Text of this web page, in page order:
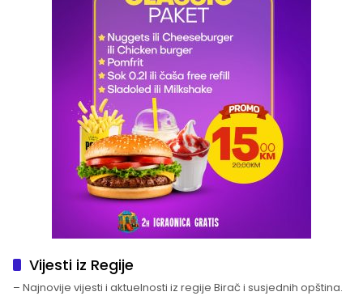
Vijesti iz Regije
– Najnovije vijesti i aktuelnosti iz regije Birač i susjednih opština.